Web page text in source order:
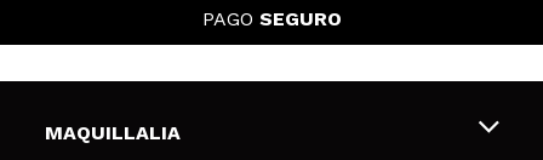
PAGO SEGURO
MAQUILLALIA